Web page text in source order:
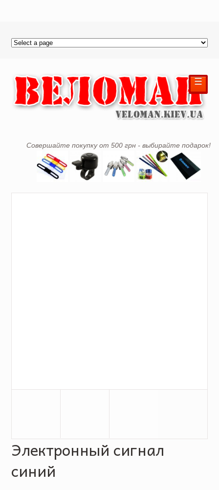
Совершайте покупку от 500 грн - выбирайте подарок!
☰
Электронный сигнал
синий